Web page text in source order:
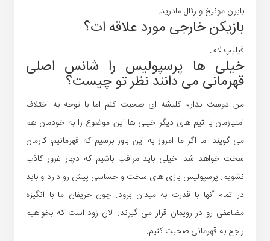
بایرن مونیخ و رئال مادرید.
بازیکن خارجی مورد علاقه ات؟
فیلیپ لام.
خیلی ها پرسپولیس را شانس اصلی
قهرمانی می دانند نظر تو چیست؟
من دوست ندارم کلیشه ای صحبت کنم اما با توجه به اختلاف
امتیازمان با تیم های دیگر خیلی ها این موضوع را به خودمان هم
می گویند اما اگر ما امروز به این باور برسیم که قهرمانیم، کارمان
سخت خواهد شد. خیلی باید مراقب باشیم که دچار غرور کاذب
نشویم. پرسپولیس بازی های سخت و حساسی پیش رو دارد و باید
در تمام آنها با قدرت به میدان برود. چون حریفان ما با انگیزه
مضاعفی رو در رویمان قرار می گیرند. الان زود است که بخواهیم
راجع به قهرمانی صحبت کنیم.